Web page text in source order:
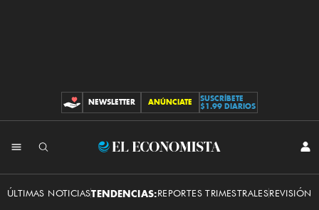
CONTRIBUCIONES
NEWSLETTER ANÚNCIATE
SUSCRÍBETE
$1.99 DIARIOS
El
Economista
ÚLTIMAS NOTICIASTENDENCIAS:REPORTES TRIMESTRALESREVISIÓN